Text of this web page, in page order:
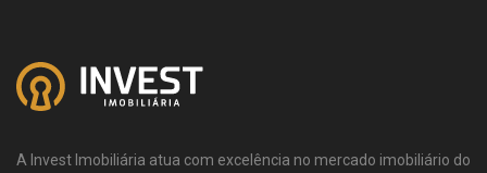
A Invest Imobiliária atua com excelência no mercado imobiliário do